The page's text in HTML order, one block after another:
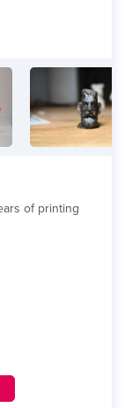
of printing